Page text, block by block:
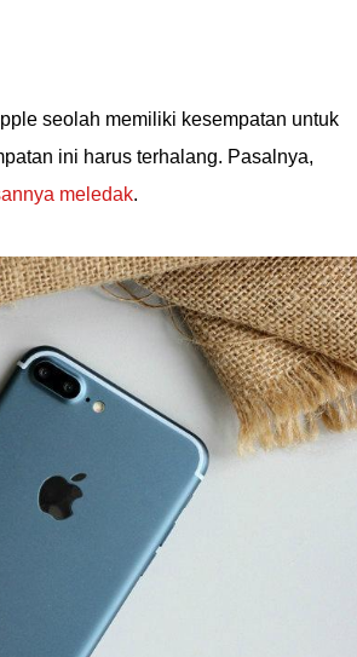
seolah memiliki kesempatan untuk
ini harus terhalang. Pasalnya,
meledak.